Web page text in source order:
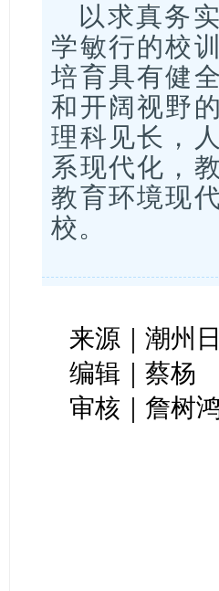
以求真务
学敏行的校
培育具有健
和开阔视野
理科见长，
系现代化，
教育环境现
校。
来源｜潮州
编辑｜蔡杨
审核｜詹树